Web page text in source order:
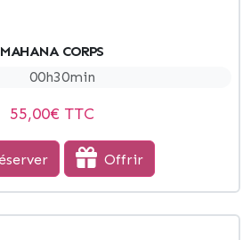
MAHANA CORPS
00h30min
55,00€ TTC
Offrir